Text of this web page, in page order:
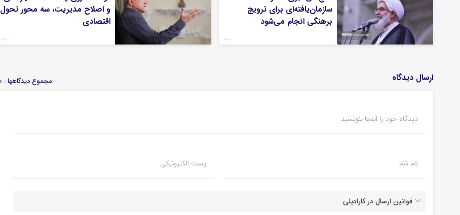
سازمان‌یافته‌ای برای ترویج
برهنگی انجام می‌شود
و اصلاح مدیریت، سه محور تحول
اقتصادی
ارسال دیدگاه مجموع دیدگاهها : 0
دیدگاه خود را اینجا بنویسید
نام شما پست الکترونیکی
قوانین ارسال در کارادیلی